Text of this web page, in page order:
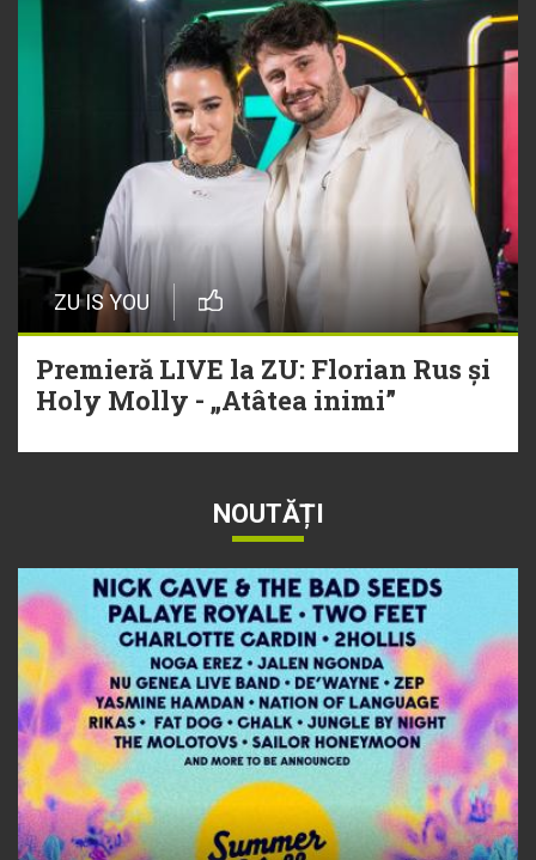
ZU IS YOU
Premieră LIVE la ZU: Florian Rus și
Holy Molly - „Atâtea inimi”
NOUTĂȚI